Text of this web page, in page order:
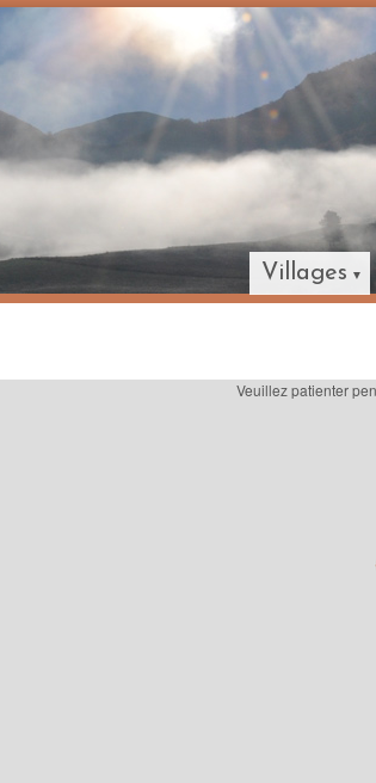
Villages